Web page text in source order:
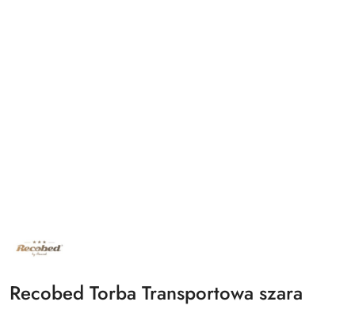
NAZWA
PRODUCENTA:
Recobed Torba Transportowa szara